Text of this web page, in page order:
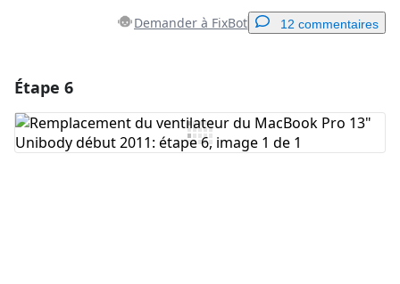
Demander à FixBot 12 commentaires
Ajouter un commentaire
Étape 6